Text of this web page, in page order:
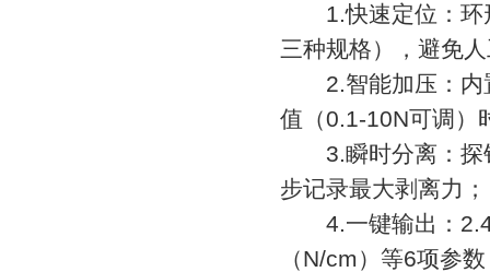
1.快速定位：环
三种规格），避免
2.智能加压：内
值（0.1-10N可调）
3.瞬时分离：探
步记录最大剥离力；
4.一键输出：2.4
（N/cm）等6项参